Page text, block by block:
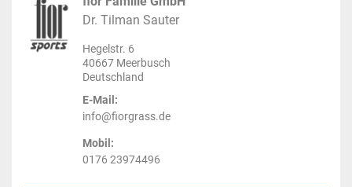
Dr. Tilman Sauter
Hegelstr. 6
40667 Meerbusch
Deutschland
E-Mail:
info@fiorgrass.de
Mobil:
0176 23974496